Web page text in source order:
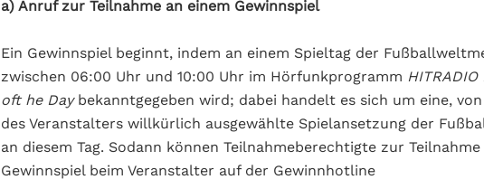
a) Anruf zur Teilnahme an einem Gewinnspiel
Ein Gewinnspiel beginnt, indem an einem Spieltag der
zwischen 06:00 Uhr und 10:00 Uhr im Hörfunkprogramm HITRADIO
oft he Daybekanntgegeben wird; dabei handelt es sich um eine,
des Veranstalters willkürlich ausgewählte Spielansetzung der
an diesem Tag. Sodann können Teilnahmeberechtigte zur Teilnahme
Gewinnspiel beim Veranstalter auf der Gewinnhotline